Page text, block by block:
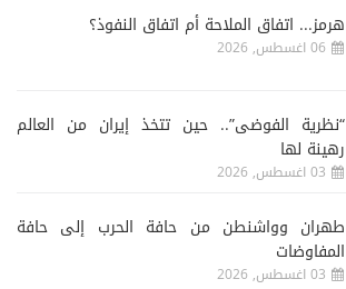
هرمز... اتفاق الملاحة أم اتفاق النفوذ؟
06 اغسطس, 2026
“نظرية الفوضى”.. حين تتخذ إيران من العالم
رهينة لها
03 اغسطس, 2026
طهران وواشنطن من حافة الحرب إلى حافة
المفاوضات
03 اغسطس, 2026